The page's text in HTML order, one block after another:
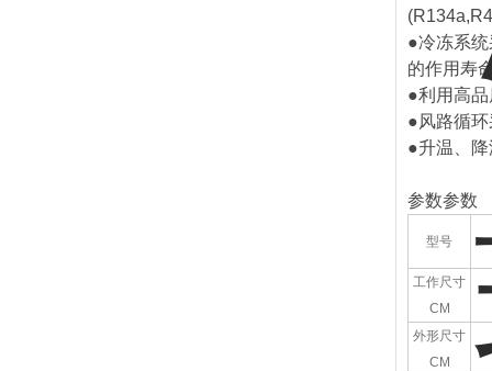
●冷冻系
的作用寿
●利用高
●风路循
●升温、
参数参数
型号
工作尺寸
CM
外形尺寸
CM